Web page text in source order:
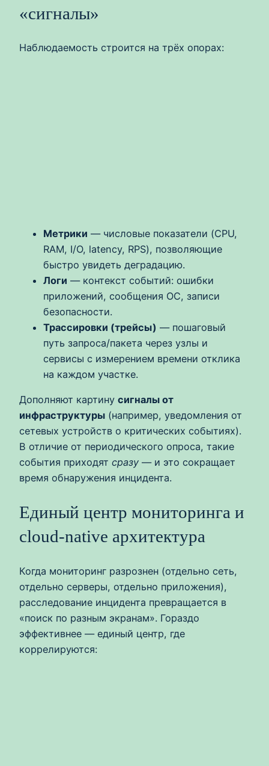
«сигналы»
Наблюдаемость строится на трёх опорах:
Метрики — числовые показатели (CPU,
RAM, I/O, latency, RPS), позволяющие
быстро увидеть деградацию.
Логи — контекст событий: ошибки
приложений, сообщения ОС, записи
безопасности.
Трассировки (трейсы) — пошаговый
путь запроса/пакета через узлы и
сервисы с измерением времени отклика
на каждом участке.
Дополняют картину сигналы от
инфраструктуры (например, уведомления от
сетевых устройств о критических событиях).
В отличие от периодического опроса, такие
события приходят сразу — и это сокращает
время обнаружения инцидента.
Единый центр мониторинга и
cloud-native архитектура
Когда мониторинг разрознен (отдельно сеть,
отдельно серверы, отдельно приложения),
расследование инцидента превращается в
«поиск по разным экранам». Гораздо
эффективнее — единый центр, где
коррелируются: